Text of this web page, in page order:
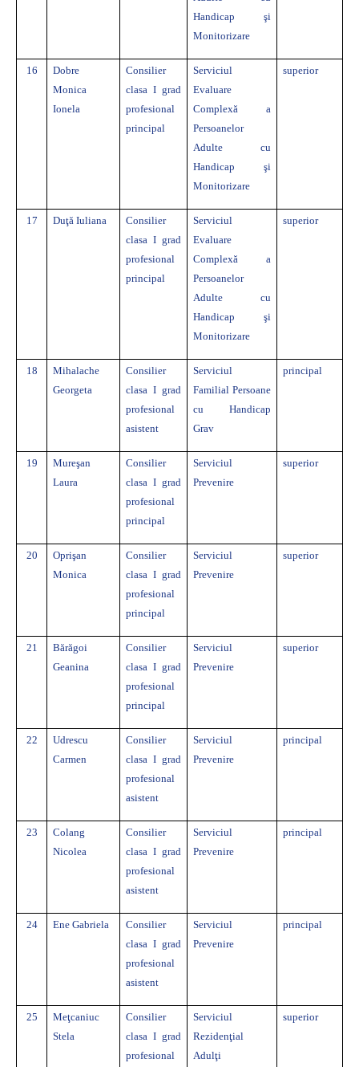
Handicap şi
Monitorizare
16
Dobre
Monica
Ionela
Consilier
clasa I grad
profesional
principal
Serviciul
Evaluare
Complexă a
Persoanelor
Adulte cu
Handicap şi
Monitorizare
superior
17 Duţă Iuliana
Consilier
clasa I grad
profesional
principal
Serviciul
Evaluare
Complexă a
Persoanelor
Adulte cu
Handicap şi
Monitorizare
superior
18
Mihalache
Georgeta
Consilier
clasa I grad
profesional
asistent
Serviciul
Familial Persoane
cu Handicap
Grav
principal
19
Mureşan
Laura
Consilier
clasa I grad
profesional
principal
Serviciul
Prevenire
superior
20
Oprişan
Monica
Consilier
clasa I grad
profesional
principal
Serviciul
Prevenire
superior
21
Bărăgoi
Geanina
Consilier
clasa I grad
profesional
principal
Serviciul
Prevenire
superior
22
Udrescu
Carmen
Consilier
clasa I grad
profesional
asistent
Serviciul
Prevenire
principal
23
Colang
Nicolea
Consilier
clasa I grad
profesional
asistent
Serviciul
Prevenire
principal
24 Ene Gabriela
Consilier
clasa I grad
profesional
asistent
Serviciul
Prevenire
principal
25
Meţcaniuc
Stela
Consilier
clasa I grad
profesional
Serviciul
Rezidenţial
Adulţi
superior